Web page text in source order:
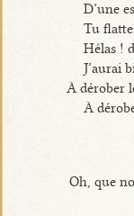
D’une
Tu
Hélas !
J’aurai
À dérober
À
Oh, que